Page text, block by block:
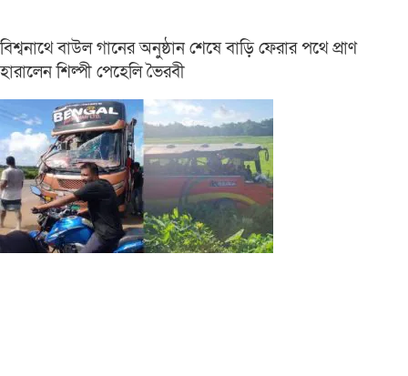
বিশ্বনাথে বাউল গানের অনুষ্ঠান শেষে বাড়ি ফেরার পথে প্রাণ
হারালেন শিল্পী পেহেলি ভৈরবী